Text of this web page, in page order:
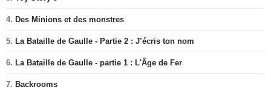
4. Des Minions et des monstres
5. La Bataille de Gaulle - Partie 2 : J’écris ton nom
6. La Bataille de Gaulle - partie 1 : L'Âge de Fer
7. Backrooms